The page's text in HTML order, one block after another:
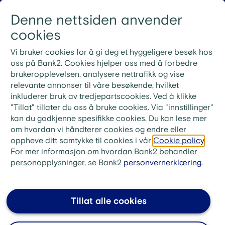
Denne nettsiden anvender
cookies
Vi bruker cookies for å gi deg et hyggeligere besøk hos
oss på Bank2. Cookies hjelper oss med å forbedre
brukeropplevelsen, analysere nettrafikk og vise
relevante annonser til våre besøkende, hvilket
inkluderer bruk av tredjepartscookies. Ved å klikke
"Tillat" tillater du oss å bruke cookies. Via "innstillinger"
kan du godkjenne spesifikke cookies. Du kan lese mer
om hvordan vi håndterer cookies og endre eller
oppheve ditt samtykke til cookies i vår Cookie policy
For mer informasjon om hvordan Bank2 behandler
personopplysninger, se Bank2 personvernerklæring.
Tillat alle cookies
Nye rutiner for ekstrainnbetaling på lån
Ved ekstrainnbetaling på lånet ditt må du bruke
KID-nummeret fra din siste faktura. Ønsker du i
stedet å betale neste måneds innbetaling, skriv «Til
gode + ditt lånenummer» i meldingsfeltet i stedet for
KID-nummer.
bank2.no > Låne > FAQ huslån
Huslån og renter: Hvor mye
koster det?
Hvor mye du skal låne.